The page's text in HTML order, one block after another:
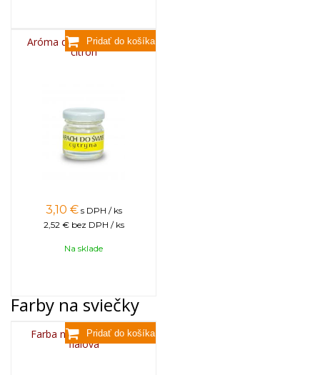
Aróma do sviečok, 25g -
citrón
3,10 € s DPH / ks
2,52 € bez DPH / ks
Na sklade
Farby na sviečky
Farba na sviečky, 25g -
fialová